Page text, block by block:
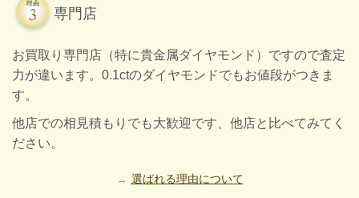
専門店
お買取り専門店（特に貴金属ダイヤモンド）ですので査定
力が違います。0.1ctのダイヤモンドでもお値段がつきま
す。
他店での相見積もりでも大歓迎です、他店と比べてみてく
ださい。
選ばれる理由について